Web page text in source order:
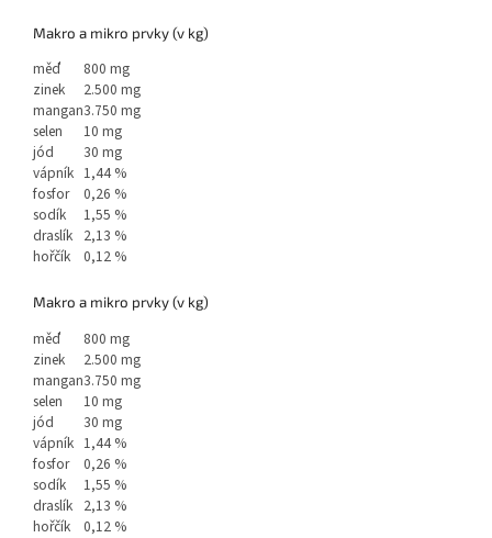
Makro a mikro prvky (v kg)
měď
800 mg
zinek
2.500 mg
mangan3.750 mg
selen
10 mg
jód
30 mg
vápník 1,44 %
fosfor
0,26 %
sodík
1,55 %
draslík 2,13 %
hořčík
0,12 %
Makro a mikro prvky (v kg)
měď
800 mg
zinek
2.500 mg
mangan3.750 mg
selen
10 mg
jód
30 mg
vápník 1,44 %
fosfor
0,26 %
sodík
1,55 %
draslík 2,13 %
hořčík
0,12 %